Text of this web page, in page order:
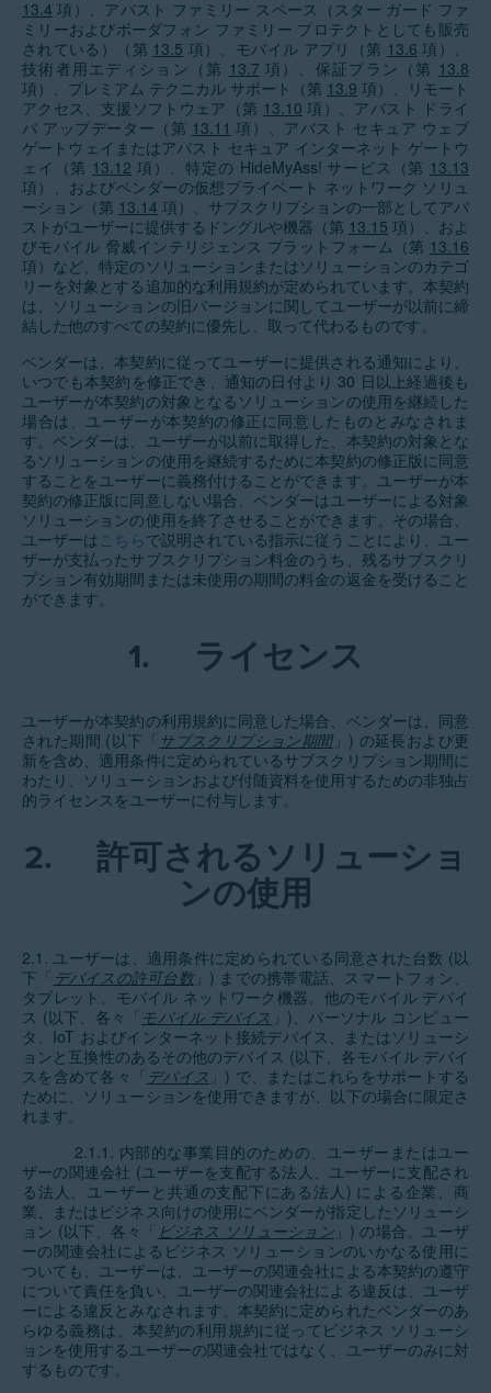
13.4 項）、アバスト ファミリー スペース（スター ガード ファ
ミリーおよびボーダフォン ファミリー プロテクトとしても販売
されている）（第 13.5 項）、モバイル アプリ（第 13.6 項）、
技術者用エディション（第 13.7 項）、保証プラン（第 13.8
項）、プレミアム テクニカル サポート（第 13.9 項）、リモート
アクセス、支援ソフトウェア（第 13.10 項）、アバスト ドライ
バ アップデーター（第 13.11 項）、アバスト セキュア ウェブ
ゲートウェイまたはアバスト セキュア インターネット ゲートウ
ェイ（第 13.12 項）、特定の HideMyAss! サービス（第 13.13
項）、およびベンダーの仮想プライベート ネットワーク ソリュ
ーション（第 13.14 項）、サブスクリプションの一部としてアバ
ストがユーザーに提供するドングルや機器（第 13.15 項）、およ
びモバイル 脅威インテリジェンス プラットフォーム（第 13.16
項）など、特定のソリューションまたはソリューションのカテゴ
リーを対象とする追加的な利用規約が定められています。本契約
は、ソリューションの旧バージョンに関してユーザーが以前に締
結した他のすべての契約に優先し、取って代わるものです。
ベンダーは、本契約に従ってユーザーに提供される通知により、
いつでも本契約を修正でき、通知の日付より 30 日以上経過後も
ユーザーが本契約の対象となるソリューションの使用を継続した
場合は、ユーザーが本契約の修正に同意したものとみなされま
す。ベンダーは、ユーザーが以前に取得した、本契約の対象とな
るソリューションの使用を継続するために本契約の修正版に同意
することをユーザーに義務付けることができます。ユーザーが本
契約の修正版に同意しない場合、ベンダーはユーザーによる対象
ソリューションの使用を終了させることができます。その場合、
ユーザーは こちらで説明されている指示に従うことにより、ユー
ザーが支払ったサブスクリプション料金のうち、残るサブスクリ
プション有効期間または未使用の期間の料金の返金を受けること
ができます。
1. ライセンス
ユーザーが本契約の利用規約に同意した場合、ベンダーは、同意
された期間 (以下「 サブスクリプション期間」) の延長および更
新を含め、適用条件に定められているサブスクリプション期間に
わたり、ソリューションおよび付随資料を使用するための非独占
的ライセンスをユーザーに付与します。
2.
許可されるソリューショ
ンの使用
2.1. ユーザーは、適用条件に定められている同意された台数 (以
下「 デバイスの許可台数」) までの携帯電話、スマートフォン、
タブレット、モバイル ネットワーク機器、他のモバイル デバイ
ス (以下、各々「 モバイル デバイス 」)、パーソナル コンピュー
タ、IoT およびインターネット接続デバイス、またはソリューシ
ョンと互換性のあるその他のデバイス (以下、各モバイル デバイ
スを含めて各々「 デバイス 」) で、またはこれらをサポートする
ために、ソリューションを使用できますが、以下の場合に限定さ
れます。
2.1.1. 内部的な事業目的のための、ユーザーまたはユー
ザーの関連会社 (ユーザーを支配する法人、ユーザーに支配され
る法人、ユーザーと共通の支配下にある法人) による企業、商
業、またはビジネス向けの使用にベンダーが指定したソリューシ
ョン (以下、各々「 ビジネス ソリューション」) の場合。ユーザ
ーの関連会社によるビジネス ソリューションのいかなる使用に
ついても、ユーザーは、ユーザーの関連会社による本契約の遵守
について責任を負い、ユーザーの関連会社による違反は、ユーザ
ーによる違反とみなされます。本契約に定められたベンダーのあ
らゆる義務は、本契約の利用規約に従ってビジネス ソリューシ
ョンを使用するユーザーの関連会社ではなく、ユーザーのみに対
するものです。